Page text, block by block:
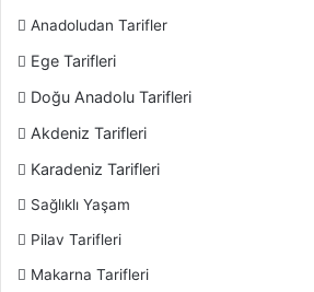
Anadoludan Tarifler
Ege Tarifleri
Doğu Anadolu Tarifleri
Akdeniz Tarifleri
Karadeniz Tarifleri
Sağlıklı Yaşam
Pilav Tarifleri
Makarna Tarifleri